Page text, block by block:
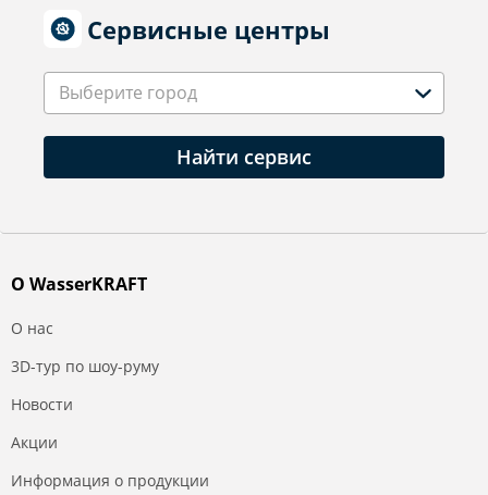
Сервисные центры
Выберите город
Найти сервис
О WasserKRAFT
О нас
3D-тур по шоу-руму
Новости
Акции
Информация о продукции